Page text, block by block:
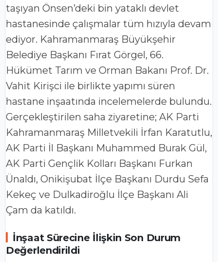
taşıyan Önsen’deki bin yataklı devlet
hastanesinde çalışmalar tüm hızıyla devam
ediyor. Kahramanmaraş Büyükşehir
Belediye Başkanı Fırat Görgel, 66.
Hükümet Tarım ve Orman Bakanı Prof. Dr.
Vahit Kirişci ile birlikte yapımı süren
hastane inşaatında incelemelerde bulundu.
Gerçekleştirilen saha ziyaretine; AK Parti
Kahramanmaraş Milletvekili İrfan Karatutlu,
AK Parti İl Başkanı Muhammed Burak Gül,
AK Parti Gençlik Kolları Başkanı Furkan
Ünaldı, Onikişubat İlçe Başkanı Durdu Sefa
Kekeç ve Dulkadiroğlu İlçe Başkanı Ali
Çam da katıldı.
İnşaat Sürecine İlişkin Son Durum
Değerlendirildi